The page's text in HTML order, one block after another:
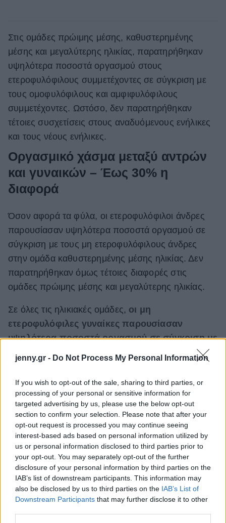
jenny.gr - Do Not Process My Personal Information
If you wish to opt-out of the sale, sharing to third parties, or
processing of your personal or sensitive information for
targeted advertising by us, please use the below opt-out
section to confirm your selection. Please note that after your
opt-out request is processed you may continue seeing
interest-based ads based on personal information utilized by
us or personal information disclosed to third parties prior to
your opt-out. You may separately opt-out of the further
disclosure of your personal information by third parties on the
IAB’s list of downstream participants. This information may
also be disclosed by us to third parties on the IAB’s List of
Downstream Participants that may further disclose it to other
Στις ομάδες πρώιμης μέσης, καθυστερημένης
μέσης και μεγαλύτερης ηλικίας, παρατηρήθηκαν
υψηλότερα ποσοστά οργασμού στους
ετεροφυλόφιλους συμμετέχοντες σε σύγκριση με
τους ομοφυλόφιλους και αμφιφυλόφιλους
συμμετέχοντες. Ωστόσο, δεν παρατηρήθηκαν
τέτοιες συσχετίσεις στους αναδυόμενους ενήλικες
και τους νέους ενήλικες.
Οργασμικό χάσμα μεταξύ αντρών
και γυναικών – Έως 30% η
διαφορά
Όσον αφορά τα φύλα, οι ετεροφυλόφιλοι άνδρες
παρουσίασαν υψηλότερα ποσοστά οργασμού σε
σύγκριση με τους μη ετεροφυλόφιλους άνδρες
στην ομάδα καθυστερημένης μέσης ηλικίας. Δεν
παρατηρήθηκαν όμως τέτοιες διαφορές στις
ομάδες πρώιμης μέσης και μεγαλύτερης ηλικίας.
Σε όλες τις ηλικιακές ομάδες, οι μη
ετεροφυλόφιλες γυναίκες παρουσίασαν
υψηλότερα ποσοστά οργασμού σε σύγκριση με
τις ετεροφυλόφιλες γυναίκες στην ομάδα
παρατηρήθηκαν τέτοιες διαφορές στις ομάδες
καθυστερημένης μέσης και μεγαλύτερης ηλικίας.
Στην ομάδα πρώιμης μέσης ηλικίας, τα ποσοστά
οργασμού ήταν υψηλότερα στις ομοφυλόφιλες
γυναίκες συγκριτικά με τις αμφιφυλόφιλες γυναίκες.